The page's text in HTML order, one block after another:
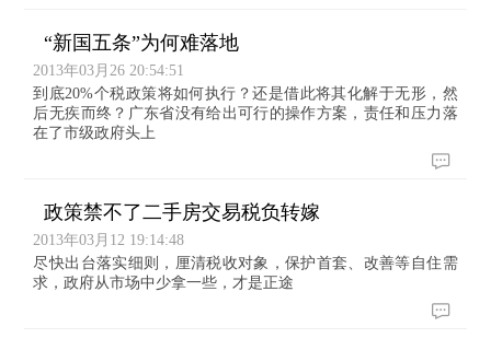
“新国五条”为何难落地
2013年03月26 20:54:51
到底20%个税政策将如何执行？还是借此将其化解于无形，然
后无疾而终？广东省没有给出可行的操作方案，责任和压力落
在了市级政府头上
政策禁不了二手房交易税负转嫁
2013年03月12 19:14:48
尽快出台落实细则，厘清税收对象，保护首套、改善等自住需
求，政府从市场中少拿一些，才是正途